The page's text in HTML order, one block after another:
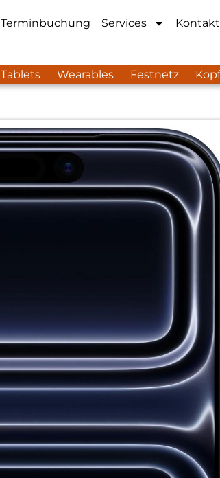
Terminbuchung Services
Kontakt
Tablets Wearables Festnetz